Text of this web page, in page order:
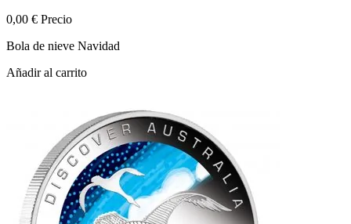
0,00 € Precio
Bola de nieve Navidad
Añadir al carrito